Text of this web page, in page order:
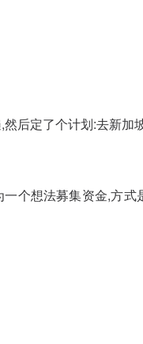
后定了个计划:去新加
个想法募集资金,方式